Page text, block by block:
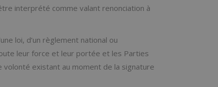
interprété comme valant renonciation à
loi, d’un règlement national ou
leur force et leur portée et les Parties
volonté existant au moment de la signature